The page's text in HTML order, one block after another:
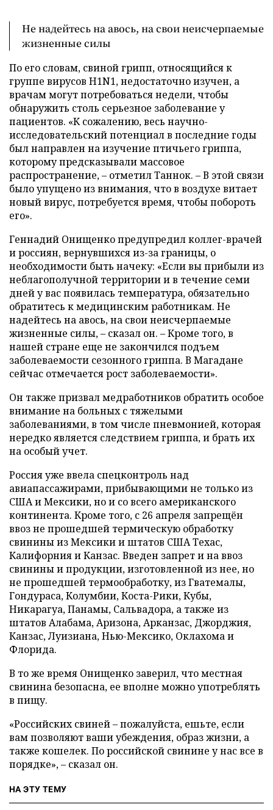
Не надейтесь на авось, на свои неисчерпаемые
жизненные силы
По его словам, свиной грипп, относящийся к
группе вирусов H1N1, недостаточно изучен, а
врачам могут потребоваться недели, чтобы
обнаружить столь серьезное заболевание у
пациентов. «К сожалению, весь научно-
исследовательский потенциал в последние годы
был направлен на изучение птичьего гриппа,
которому предсказывали массовое
распространение, – отметил Таннок. – В этой связи
было упущено из внимания, что в воздухе витает
новый вирус, потребуется время, чтобы побороть
его».
Геннадий Онищенко предупредил коллег-врачей
и россиян, вернувшихся из-за границы, о
необходимости быть начеку: «Если вы прибыли из
неблагополучной территории и в течение семи
дней у вас появилась температура, обязательно
обратитесь к медицинским работникам. Не
надейтесь на авось, на свои неисчерпаемые
жизненные силы, – сказал он. – Кроме того, в
нашей стране еще не закончился подъем
заболеваемости сезонного гриппа. В Магадане
сейчас отмечается рост заболеваемости».
Он также призвал медработников обратить особое
внимание на больных с тяжелыми
заболеваниями, в том числе пневмонией, которая
нередко является следствием гриппа, и брать их
на особый учет.
Россия уже ввела спецконтроль над
авиапассажирами, прибывающими не только из
США и Мексики, но и со всего американского
континента. Кроме того, с 26 апреля запрещён
ввоз не прошедшей термическую обработку
свинины из Мексики и штатов США Техас,
Калифорния и Канзас. Введен запрет и на ввоз
свинины и продукции, изготовленной из нее, но
не прошедшей термообработку, из Гватемалы,
Гондураса, Колумбии, Коста-Рики, Кубы,
Никарагуа, Панамы, Сальвадора, а также из
штатов Алабама, Аризона, Арканзас, Джорджия,
Канзас, Луизиана, Нью-Мексико, Оклахома и
Флорида.
В то же время Онищенко заверил, что местная
свинина безопасна, ее вполне можно употреблять
в пищу.
«Российских свиней – пожалуйста, ешьте, если
вам позволяют ваши убеждения, образ жизни, а
также кошелек. По российской свинине у нас все в
порядке», – сказал он.
НА ЭТУ ТЕМУ